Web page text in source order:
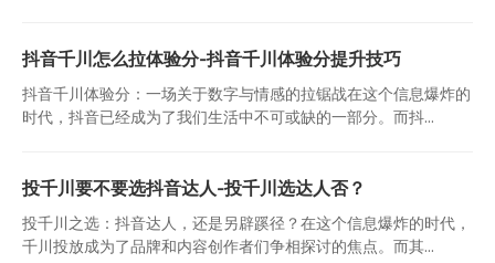
抖音千川怎么拉体验分-抖音千川体验分提升技巧
抖音千川体验分：一场关于数字与情感的拉锯战在这个信息爆炸的
时代，抖音已经成为了我们生活中不可或缺的一部分。而抖...
投千川要不要选抖音达人-投千川选达人否？
投千川之选：抖音达人，还是另辟蹊径？在这个信息爆炸的时代，
千川投放成为了品牌和内容创作者们争相探讨的焦点。而其...